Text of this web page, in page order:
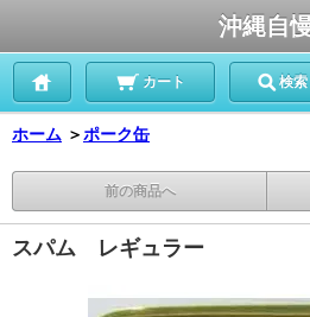
沖縄自
カート 検索
ホーム ＞ポーク缶
前の商品へ
スパム レギュラー